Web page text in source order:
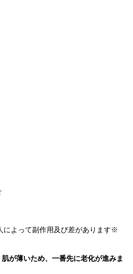
によって副作用及び差があります※
が薄いため、一番先に老化が進みま